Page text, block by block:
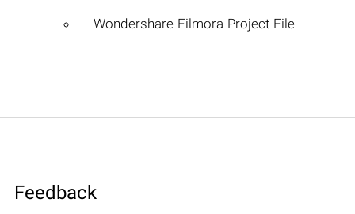
Wondershare Filmora Project File
Feedback